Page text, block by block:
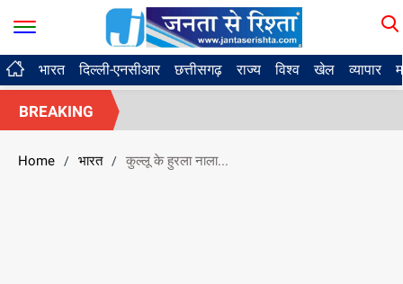
भारत दिल्ली-एनसीआर छत्तीसगढ़ राज्य विश्व खेल व्यापार
BREAKING
Home / भारत / कुल्लू के हुरला नाला...